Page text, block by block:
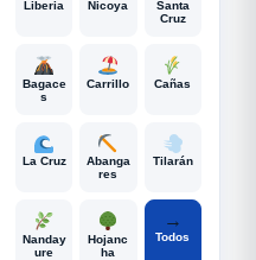
Liberia Nicoya
Santa
Cruz
Bagace
s
Carrillo Cañas
La Cruz
Abanga
res
Tilarán
Nanday
ure
Hojanc
ha
→
Todos